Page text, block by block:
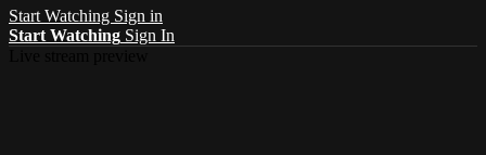
Start Watching Sign in
Start Watching Sign In